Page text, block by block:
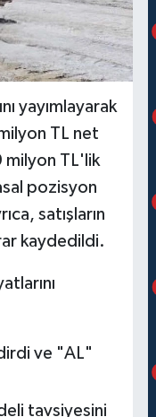
yayımlayarak
TL net
milyon TL'lik
pozisyon
satışların
kaydedildi.
ve "AL"
tavsiyesini